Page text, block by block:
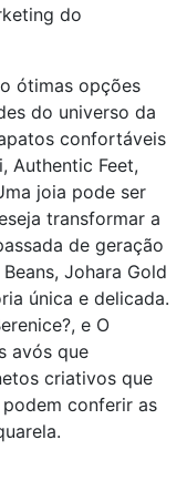
do
ótimas opções
do universo da
confortáveis
Authentic Feet,
joia pode ser
transformar a
de geração
Johara Gold
única e delicada.
e O
avós que
criativos que
conferir as